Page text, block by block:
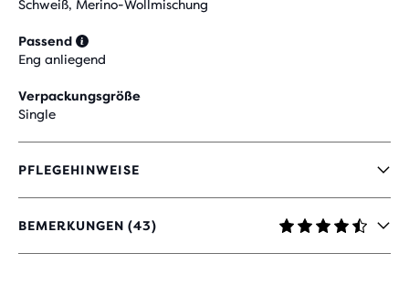
Schweiß, Merino-Wollmischung
Passend
Eng anliegend
Verpackungsgröße
Single
PFLEGEHINWEISE
BEMERKUNGEN (43)
4,7
VON